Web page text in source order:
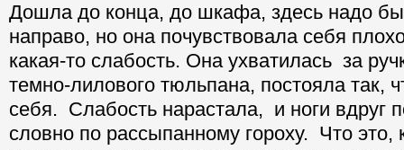
Дошла до конца, до шкафа, здесь надо
направо, но она почувствовала себя
какая-то слабость. Она ухватилась за
темно-лилового тюльпана, постояла так,
себя. Слабость нарастала, и ноги вдруг
словно по рассыпанному гороху. Что это,